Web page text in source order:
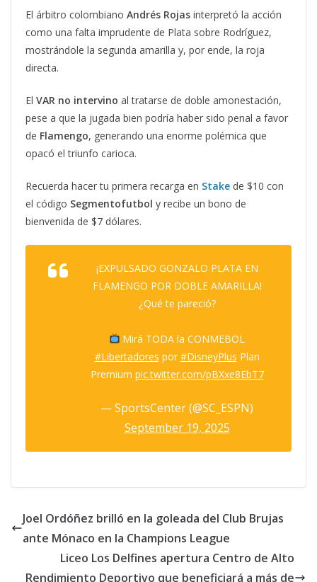
El árbitro colombiano Andrés Rojas interpretó la acción
como una falta imprudente de Plata sobre Rodríguez,
mostrándole la segunda amarilla y, por ende, la roja
directa.
El VAR no intervino al tratarse de doble amonestación,
pese a que la jugada bien podría haber sido penal a favor
de Flamengo, generando una enorme polémica que
opacó el triunfo carioca.
Recuerda hacer tu primera recarga en Stake de $10 con
el código Segmentofutbol y recibe un bono de
bienvenida de $7 dólares.
¡EXPULSADO GONZALO PLATA EN
FLAMENGO POR DOBLE AMARILLA!
¿Qué te pareció?
Mirá TODA la CONMEBOL
#Libertadores por #DisneyPlus Plan
Premium pic.twitter.com/pBXxe8EbT7
— SportsCenter (@SC_ESPN)
September 19, 2025
Joel Ordóñez brilló en la goleada del Club Brujas
ante Mónaco en la Champions League
Liceo Los Delfines apertura Centro de Alto
Rendimiento Deportivo que beneficiará a más de